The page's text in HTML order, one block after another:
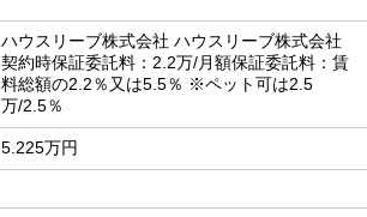
ハウスリーブ株式会社 ハウスリーブ株式会社
契約時保証委託料：2.2万/月額保証委託料：賃
料総額の2.2％又は5.5％ ※ペット可は2.5
万/2.5％
5.225万円